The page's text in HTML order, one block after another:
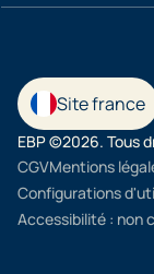
Site france
EBP ©2026. Tous
CGVMentions
Configurations
Accessibilité : non